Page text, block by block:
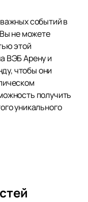
событий в
не можете
этой
ВЭБ Арену и
чтобы они
получить
уникального